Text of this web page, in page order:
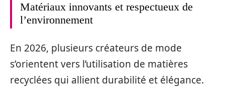
Matériaux innovants et respectueux de
l’environnement
En 2026, plusieurs créateurs de mode
s’orientent vers l’utilisation de matières
recyclées qui allient durabilité et élégance.